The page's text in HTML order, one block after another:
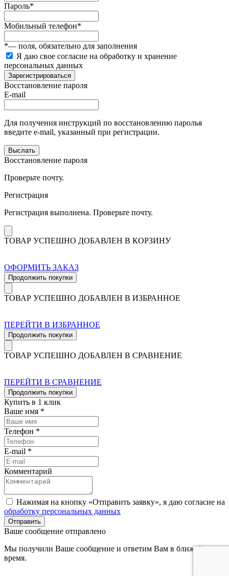
Пароль*
Мобильный телефон*
*— поля, обязательно для заполнения
Я даю свое согласие на обработку и хранение
персональных данных
Зарегистрироваться
Восстановление пароля
E-mail
Для получения инструкций по восстановлению паролья
введите e-mail, указанный при регистрации.
Выслать
Восстановление пароля
Проверьте почту.
Регистрация
Регистрация выполнена. Проверьте почту.
ТОВАР УСПЕШНО ДОБАВЛЕН В КОРЗИНУ
ОФОРМИТЬ ЗАКАЗ
Продолжить покупки
ТОВАР УСПЕШНО ДОБАВЛЕН В ИЗБРАННОЕ
ПЕРЕЙТИ В ИЗБРАННОЕ
Продолжить покупки
ТОВАР УСПЕШНО ДОБАВЛЕН В СРАВНЕНИЕ
ПЕРЕЙТИ В СРАВНЕНИЕ
Продолжить покупки
Купить в 1 клик
Ваше имя *
Телефон *
E-mail *
Комментарий
Нажимая на кнопку «Отправить заявку», я даю согласие на
обработку персональных данных
Отправить
Ваше сообщение отправлено
Мы получили Ваше сообщение и ответим Вам в ближайшее
время.